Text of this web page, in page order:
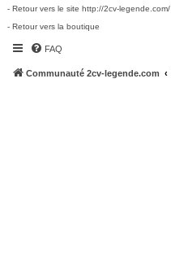
- Retour vers le site http://2cv-legende.com/
- Retour vers la boutique
FAQ
Communauté 2cv-legende.com